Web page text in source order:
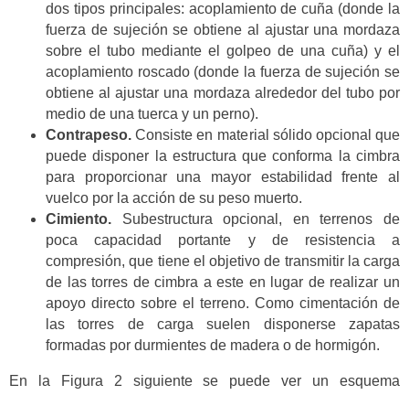
dos tipos principales: acoplamiento de cuña (donde la
fuerza de sujeción se obtiene al ajustar una mordaza
sobre el tubo mediante el golpeo de una cuña) y el
acoplamiento roscado (donde la fuerza de sujeción se
obtiene al ajustar una mordaza alrededor del tubo por
medio de una tuerca y un perno).
Contrapeso. Consiste en material sólido opcional que
puede disponer la estructura que conforma la cimbra
para proporcionar una mayor estabilidad frente al
vuelco por la acción de su peso muerto.
Cimiento. Subestructura opcional, en terrenos de
poca capacidad portante y de resistencia a
compresión, que tiene el objetivo de transmitir la carga
de las torres de cimbra a este en lugar de realizar un
apoyo directo sobre el terreno. Como cimentación de
las torres de carga suelen disponerse zapatas
formadas por durmientes de madera o de hormigón.
En la Figura 2 siguiente se puede ver un esquema